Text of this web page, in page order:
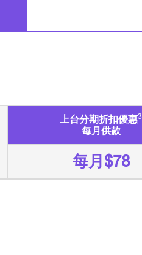
上台分期折扣優惠3
每月供款
每月$78